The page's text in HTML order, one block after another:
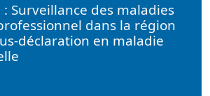
Surveillance des maladies
dans la région
déclaration en maladie